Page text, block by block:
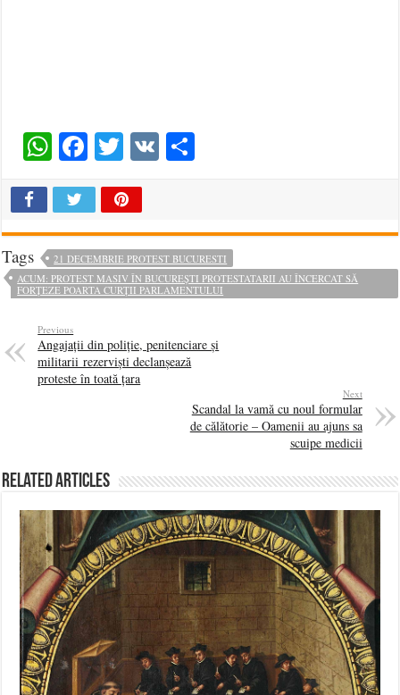
WhatsApp
Facebook
Twitter
VK
Tags
21 DECEMBRIE PROTEST BUCURESTI
ACUM: PROTEST MASIV ÎN BUCUREȘTI PROTESTATARII AU ÎNCERCAT SĂ
FORȚEZE POARTA CURȚII PARLAMENTULUI
Previous
Angajații din poliție, penitenciare și
militarii rezerviști declanșează
proteste în toată țara
Next
Scandal la vamă cu noul formular
de călătorie – Oamenii au ajuns sa
scuipe medicii
Related Articles